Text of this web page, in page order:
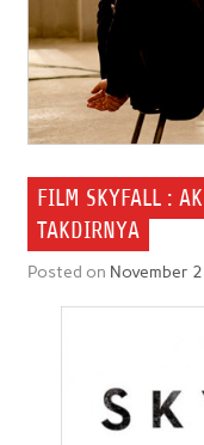
FILM SKYFALL :
TAKDIRNYA
Posted on November